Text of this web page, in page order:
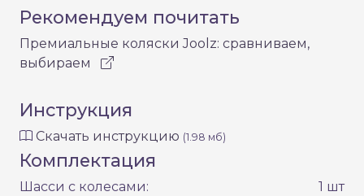
Рекомендуем почитать
Премиальные коляски Joolz: сравниваем,
выбираем
Инструкция
Скачать инструкцию (1.98 мб)
Комплектация
Шасси с колесами:
1 шт